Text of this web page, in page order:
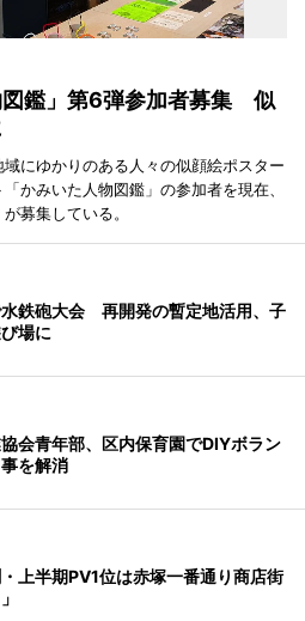
図鑑」第6弾参加者募集 似
にゆかりのある人々の似顔絵ポスター
かみいた人物図鑑」の参加者を現在、
募集している。
鉄砲大会 再開発の暫定地活用、子
場に
会青年部、区内保育園でDIYボラン
を解消
上半期PV1位は赤塚一番通り商店街